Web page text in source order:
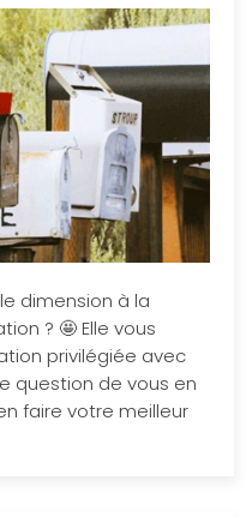
dimension à la
? 🤩 Elle vous
privilégiée avec
question de vous en
faire votre meilleur